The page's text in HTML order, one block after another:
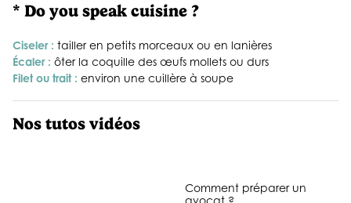
* Do you speak cuisine ?
Ciseler : tailler en petits morceaux ou en lanières
Écaler : ôter la coquille des œufs mollets ou durs
Filet ou trait : environ une cuillère à soupe
Nos tutos vidéos
Comment préparer un
avocat ?